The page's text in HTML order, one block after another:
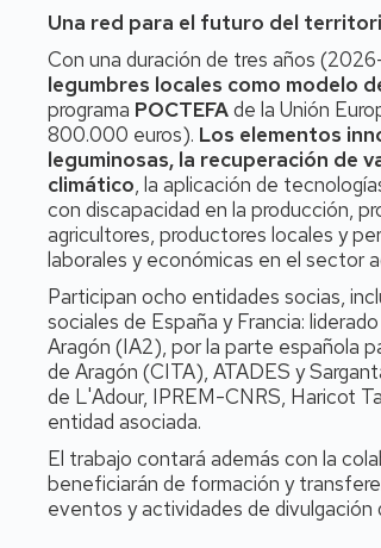
Una red para el futuro del
Con una duración de tres años
legumbres locales como modelo
programa POCTEFAde la Unión
800.000 euros). Los elementos
leguminosas, la recuperación de
climático, la aplicación de
con discapacidad en la producción,
agricultores, productores locales y
laborales y económicas en el sector
Participan ocho entidades socias,
sociales de España y Francia:
Aragón (IA2), por la parte española
de Aragón (CITA), ATADES y
de L'Adour, IPREM-CNRS, Haricot
entidad asociada.
El trabajo contará además con la
beneficiarán de formación y
eventos y actividades de divulgación